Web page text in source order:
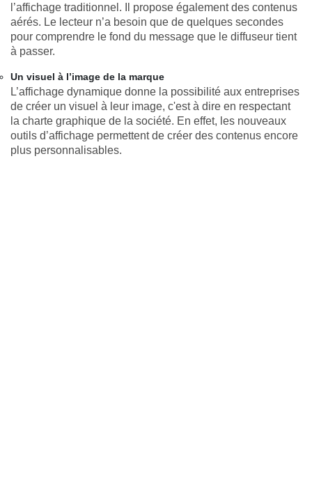
l’affichage traditionnel. Il propose également des contenus
aérés. Le lecteur n’a besoin que de quelques secondes
pour comprendre le fond du message que le diffuseur tient
à passer.
Un visuel à l’image de la marque
L’affichage dynamique donne la possibilité aux entreprises
de créer un visuel à leur image, c'est à dire en respectant
la charte graphique de la société. En effet, les nouveaux
outils d’affichage permettent de créer des contenus encore
plus personnalisables.